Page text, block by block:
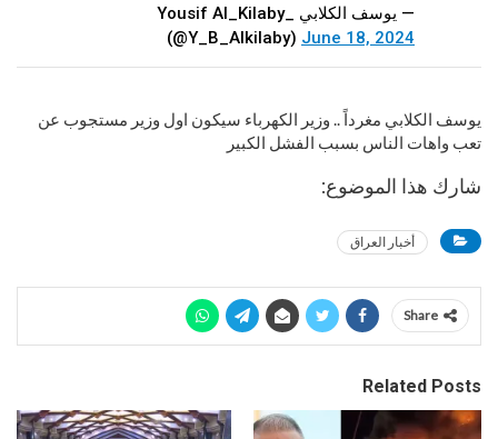
— يوسف الكلابي _Yousif Al_Kilaby
(@Y_B_Alkilaby) June 18, 2024
يوسف الكلابي مغرداً .. وزير الكهرباء سيكون اول وزير مستجوب عن
تعب واهات الناس بسبب الفشل الكبير
شارك هذا الموضوع:
أخبار العراق
Share
Related Posts